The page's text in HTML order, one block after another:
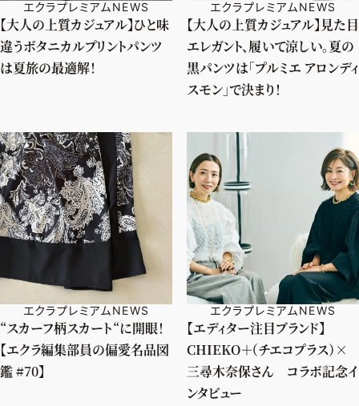
エクラプレミアムNEWS
【大人の上質カジュアル】ひと味
違うボタニカルプリントパンツ
は夏旅の最適解！
エクラプレミアムNEWS
【大人の上質カジュアル】見た目
エレガント、履いて涼しい。夏の
黒パンツは「プルミエ アロンディ
スモン」で決まり！
エクラプレミアムNEWS
“スカーフ柄スカート“に開眼！
【エクラ編集部員の偏愛名品図
鑑 #70】
エクラプレミアムNEWS
【エディター注目ブランド】
CHIEKO＋（チエコプラス）×
三尋木奈保さん コラボ記念イ
ンタビュー